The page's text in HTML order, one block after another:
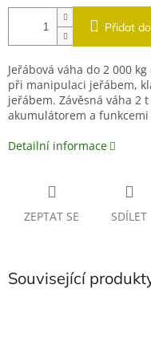
Přidat
Jeřábová váha do 2 000
při manipulaci jeřábem,
jeřábem. Závěsná váha 2
akumulátorem a funkcemi
Detailní informace
ZEPTAT SE SDÍLET
Související